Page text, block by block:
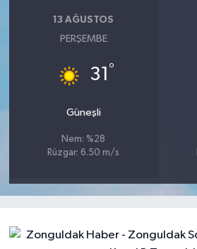
13 AĞUSTOS
PERŞEMBE
31 °
Güneşli
Nem: %28
Rüzgar: 6.50 m/s